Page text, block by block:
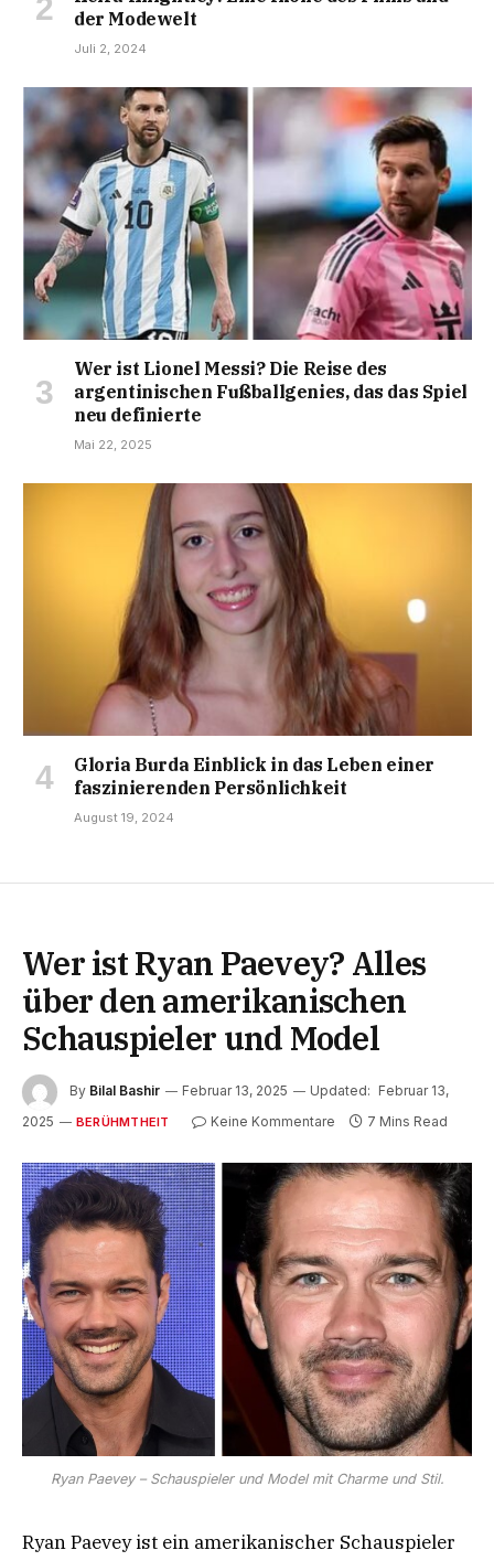
der Modewelt
Juli 2, 2024
Wer ist Lionel Messi? Die Reise des
argentinischen Fußballgenies, das das Spiel
neu definierte
Mai 22, 2025
Gloria Burda Einblick in das Leben einer
faszinierenden Persönlichkeit
August 19, 2024
Wer ist Ryan Paevey? Alles
über den amerikanischen
Schauspieler und Model
By Bilal Bashir Februar 13, 2025 Updated: Februar 13,
2025
BERÜHMTHEIT Keine Kommentare 7 Mins Read
Ryan Paevey – Schauspieler und Model mit Charme und Stil.
Ryan Paevey ist ein amerikanischer Schauspieler